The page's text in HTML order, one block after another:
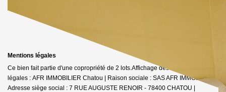
Mentions légales
Ce bien fait partie d'une copropriété de 2 lots.Affichage des informations
légales : AFR IMMOBILIER Chatou | Raison sociale : SAS AFR IMMOBILIER |
Adresse siège social : 7 RUE AUGUSTE RENOIR - 78400 CHATOU |